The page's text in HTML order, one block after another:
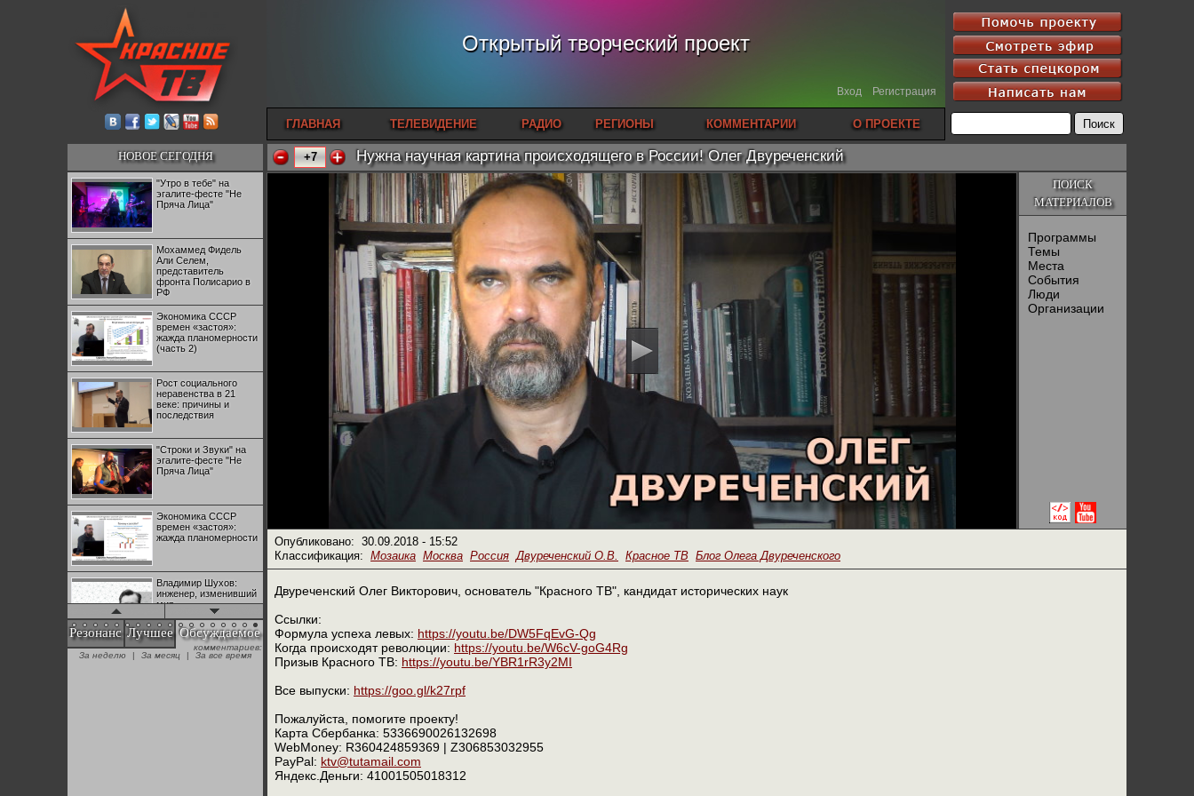
Открытый творческий проект
Вход Регистрация
ГЛАВНАЯ ТЕЛЕВИДЕНИЕ РАДИО РЕГИОНЫ КОММЕНТАРИИ О ПРОЕКТЕ
НОВОЕ СЕГОДНЯ
"Утро в тебе" на
эгалите-фесте "Не
Пряча Лица"
Мохаммед Фидель
Али Селем,
представитель
фронта Полисарио в
РФ
Экономика СССР
времен «застоя»:
жажда планомерности
(часть 2)
Рост социального
неравенства в 21
веке: причины и
последствия
"Строки и Звуки" на
эгалите-фесте "Не
Пряча Лица"
Экономика СССР
времен «застоя»:
жажда планомерности
Владимир Шухов:
инженер, изменивший
мир
"Аркадий Коц" на
эгалите-фесте "Не
Резонанс Лучшее Обсуждаемое
комментариев:
За неделю
| За месяц | За все время
+7 Нужна научная картина происходящего в России! Олег Двуреченский
ПОИСК
МАТЕРИАЛОВ
Программы
Темы
Места
События
Люди
Организации
Опубликовано: 30.09.2018 - 15:52
Классификация: Мозаика Москва Россия Двуреченский О.В. Красное ТВ Блог Олега Двуреченского
Двуреченский Олег Викторович, основатель "Красного ТВ", кандидат исторических наук
Ссылки:
Формула успеха левых: https://youtu.be/DW5FqEvG-Qg
Когда происходят революции: https://youtu.be/W6cV-goG4Rg
Призыв Красного ТВ: https://youtu.be/YBR1rR3y2MI
Все выпуски: https://goo.gl/k27rpf
Пожалуйста, помогите проекту!
Карта Сбербанка: 5336690026132698
WebMoney: R360424859369 | Z306853032955
PayPal: ktv@tutamail.com
Яндекс.Деньги: 41001505018312